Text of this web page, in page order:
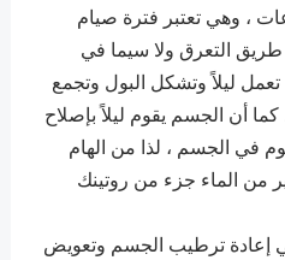
حوالي 6_8 ساعات ، وهي تعتبر فترة صيام
التعرق ولا سيما في
ليلاً وتشكل البول وتجمع
كما أن الجسم يقوم ليلاً بإصلاح
في الجسم ، لذا من الهام
الماء جزء من روتينك
إعادة ترطيب الجسم وتعويض